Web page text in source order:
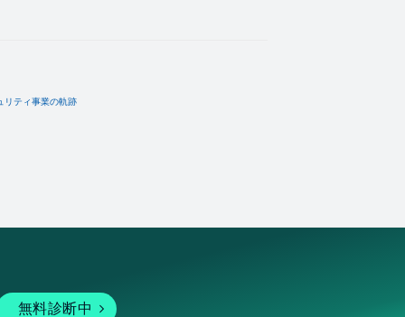
リティ事業の軌跡
無料診断中